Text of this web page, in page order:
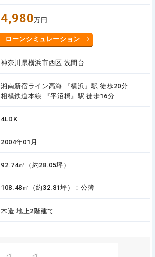
4,980万円
ローンシミュレーション
神奈川県横浜市西区 浅間台
湘南新宿ライン高海 『横浜』駅 徒歩20分
相模鉄道本線 『平沼橋』駅 徒歩16分
4LDK
2004年01月
92.74㎡（約28.05坪）
108.48㎡（約32.81坪）：公簿
木造 地上2階建て